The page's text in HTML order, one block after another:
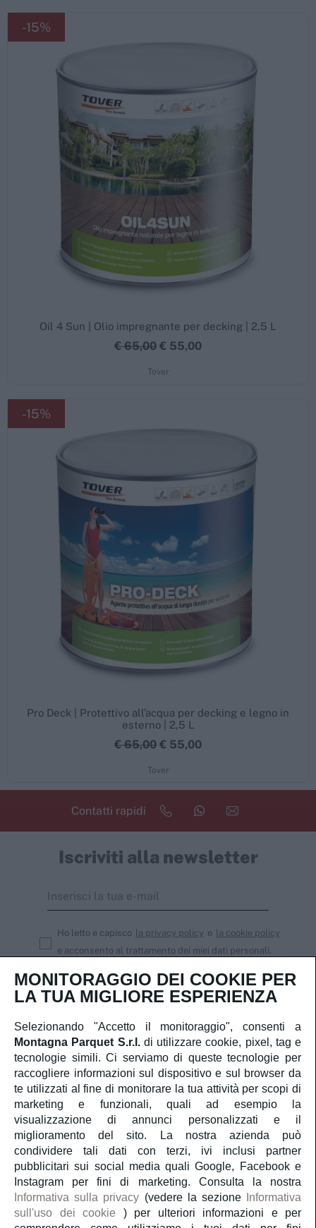
-15%
Oil 4 Sun | Olio impregnante per decking | 2,5 L
€ 65,00 € 55,00
Tover
-15%
Pro Deck | Protettivo all’acqua per decking e legno in
esterno | 2,5 L
€ 65,00 € 55,00
Tover
Contatti rapidi
Iscriviti alla newsletter
Ho letto e capisco la privacy policy e la cookie policy
e acconsento al trattamento dei miei dati personali.
Iscriviti
Servizio Clienti
Account
Servizi
Guida al parquet
Parliamo di noi
MONITORAGGIO DEI COOKIE PER
LA TUA MIGLIORE ESPERIENZA
Selezionando "Accetto il monitoraggio", consenti a
Montagna Parquet S.r.l. di utilizzare cookie, pixel, tag e
tecnologie simili. Ci serviamo di queste tecnologie per
raccogliere informazioni sul dispositivo e sul browser da
te utilizzati al fine di monitorare la tua attività per scopi di
marketing e funzionali, quali ad esempio la
visualizzazione di annunci personalizzati e il
miglioramento del sito. La nostra azienda può
condividere tali dati con terzi, ivi inclusi partner
pubblicitari sui social media quali Google, Facebook e
Instagram per fini di marketing. Consulta la nostra
Informativa sulla privacy (vedere la sezione
Informativa
sull'uso dei cookie
) per ulteriori informazioni e per